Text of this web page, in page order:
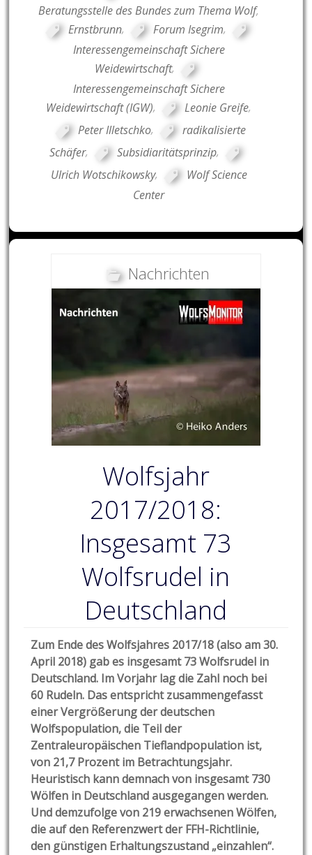
Beratungsstelle des Bundes zum Thema Wolf,
Ernstbrunn, Forum Isegrim,
Interessengemeinschaft Sichere
Weidewirtschaft,
Interessengemeinschaft Sichere
Weidewirtschaft (IGW), Leonie Greife,
Peter Illetschko,
radikalisierte
Schäfer, Subsidiaritätsprinzip,
Ulrich Wotschikowsky,
Wolf Science
Center
Nachrichten
Wolfsjahr
2017/2018:
Insgesamt 73
Wolfsrudel in
Deutschland
Zum Ende des Wolfsjahres 2017/18 (also am 30.
April 2018) gab es insgesamt 73 Wolfsrudel in
Deutschland. Im Vorjahr lag die Zahl noch bei
60 Rudeln. Das entspricht zusammengefasst
einer Vergrößerung der deutschen
Wolfspopulation, die Teil der
Zentraleuropäischen Tieflandpopulation ist,
von 21,7 Prozent im Betrachtungsjahr.
Heuristisch kann demnach von insgesamt 730
Wölfen in Deutschland ausgegangen werden.
Und demzufolge von 219 erwachsenen Wölfen,
die auf den Referenzwert der FFH-Richtlinie,
den günstigen Erhaltungszustand „einzahlen“.